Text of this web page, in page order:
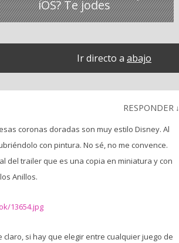
iOS? Te jodes
Ir directo a abajo
RESPONDER ↓
coronas doradas son muy estilo Disney. Al
con pintura. No sé, no me convence.
del trailer que es una copia en miniatura y con
Anillos.
13654.jpg
si hay que elegir entre cualquier juego de